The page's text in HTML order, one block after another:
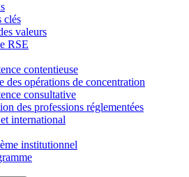
clés
valeurs
RSE
contentieuse
des opérations de concentration
consultative
des professions réglementées
international
institutionnel